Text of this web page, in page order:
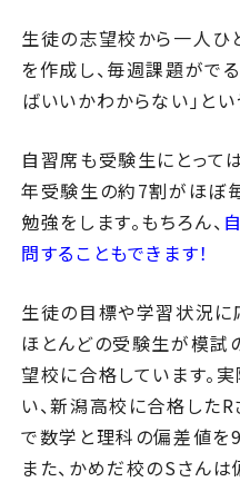
生徒の志望校から一人ひ
を作成し、毎週課題がで
ばいいかわからない」とい
自習席も受験生にとって
年受験生の約7割がほぼ
勉強をします。もちろん、
問することもできます！
生徒の目標や学習状況に
ほとんどの受験生が模試
望校に合格しています。
い、新潟高校に合格した
で数学と理科の偏差値を
また、かめだ校のSさん